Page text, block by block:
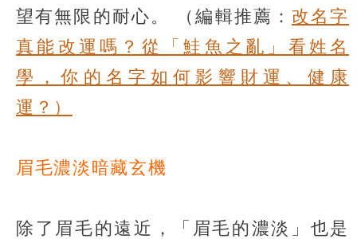
望有無限的耐心。
（編輯推薦： 改名字
真能改運嗎？從「鮭魚之亂」看姓名
學，你的名字如何影響財運、健康
運？）
眉毛濃淡暗藏玄機
除了眉毛的遠近，「眉毛的濃淡」也是